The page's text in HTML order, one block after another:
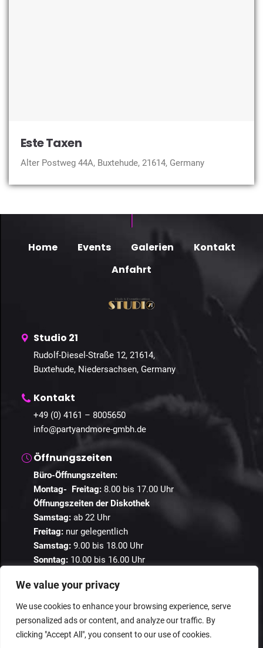
We value your privacy
We use cookies to enhance your browsing experience, serve
personalized ads or content, and analyze our traffic. By
clicking "Accept All", you consent to our use of cookies.
Este Taxen
Alter Postweg 44A, Buxtehude, 21614, Germany
Home Events Galerien
Kontakt
Anfahrt
Studio 21
Rudolf-Diesel-Straße 12, 21614,
Buxtehude, Niedersachsen, Germany
Kontakt
+49 (0) 4161 – 8005650
info@partyandmore-gmbh.de
Öffnungszeiten
Büro-Öffnungszeiten:
Montag- Freitag: 8.00 bis 17.00 Uhr
Öffnungszeiten der Diskothek
Samstag: ab 22 Uhr
Freitag: nur gelegentlich
Samstag: 9.00 bis 18.00 Uhr
Sonntag: 10.00 bis 16.00 Uhr
© 2024 Guestastic. Alle Rechte vorbehalten.